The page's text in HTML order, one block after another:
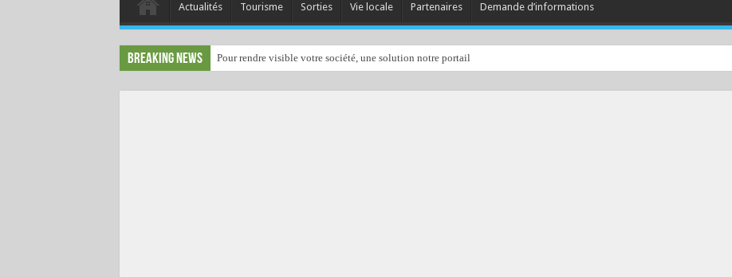
Actualités Tourisme Sorties Vie locale Partenaires Demande d’informations
Breaking News Pour rendre visible votre société, une solution notre portail